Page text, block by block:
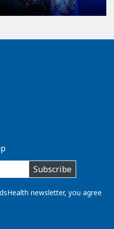
Subscribe
newsletter, you agree